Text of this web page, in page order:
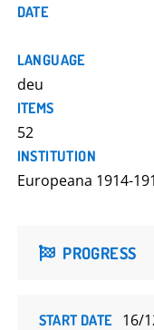
DATE
LANGUAGE
deu
ITEMS
52
INSTITUTION
Europeana 1914-
PROGRESS
START DATE 16/